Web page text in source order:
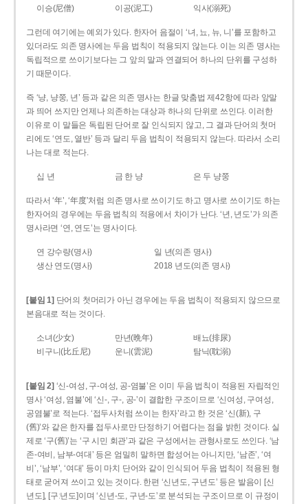
이승(尼僧)
이공(泥工) 익사(溺死)
그런데 여기에는 예외가 있다. 한자어 음절이 ‘녀, 뇨, 뉴, 니’를 포함하고
있더라도 의존 명사에는 두음 법칙이 적용되지 않는다. 이는 의존 명사는
독립적으로 쓰이기보다는 그 앞의 말과 연결되어 하나의 단위를 구성하
기 때문이다.
즉 ‘냥, 냥쭝, 년’ 등과 같은 의존 명사는 한글 맞춤법 제42항에 따라 앞말
과 띄어 쓰지만 언제나 의존하는 대상과 하나의 단위로 쓰인다. 이러한
이유로 이 말들은 독립된 단어로 잘 인식되지 않고, 그 결과 단어의 첫머
리에도 ‘연도, 열반’ 등과 달리 두음 법칙이 적용되지 않는다. 따라서 소리
나는 대로 적는다.
십 년 금 한 냥 은 두 냥쭝
따라서 ‘年’, ‘年度’처럼 의존 명사로 쓰이기도 하고 명사로 쓰이기도 하는
한자어의 경우에는 두음 법칙의 적용에서 차이가 난다. ‘년, 년도’가 의존
명사라면 ‘연, 연도’는 명사이다.
연 강수량(명사)
일 년(의존 명사)
생산 연도(명사)
2018 년도(의존 명사)
[붙임 1] 단어의 첫머리가 아닌 경우에는 두음 법칙이 적용되지 않으므로
본음대로 적는 것이다.
소녀(少女) 만년(晩年)
배뇨(排尿)
비구니(比丘尼)
운니(雲泥) 탐닉(耽溺)
[붙임 2] ‘신-여성, 구-여성, 공-염불’은 이미 두음 법칙이 적용된 자립적인
명사 ‘여성, 염불’에 ‘신-, 구-, 공-’이 결합한 구조이므로 ‘신여성, 구여성,
공염불’로 적는다. ‘접두사처럼 쓰이는 한자’라고 한 것은 ‘신(新), 구
(舊)’와 같은 한자를 접두사로만 단정하기 어렵다는 점을 밝힌 것이다. 실
제로 ‘구(舊)’는 ‘구 시민 회관’과 같은 구성에서는 관형사로도 쓰인다. ‘남
존­-여비, 남부-­여대’ 등은 엄밀히 말하면 합성어는 아니지만, ‘남존’, ‘여
비’, ‘남부’, ‘여대’ 등이 마치 단어와 같이 인식되어 두음 법칙이 적용된 형
태로 굳어져 쓰이고 있는 것이다. 한편 ‘신년도, 구년도’ 등은 발음이 [신
년도], [구ː년도]이며 ‘신년­-도, 구년-­도’로 분석되는 구조이므로 이 규정이